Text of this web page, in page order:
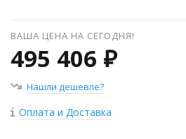
ВАША ЦЕНА НА СЕГОДНЯ!
495 406 ₽
Нашли дешевле?
Оплата и Доставка